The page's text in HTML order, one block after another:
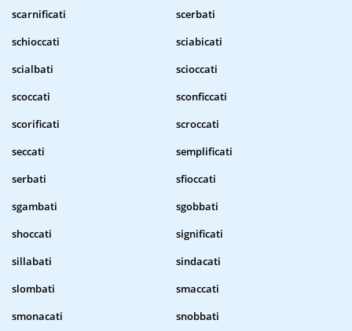
scarnificati
scerbati
schioccati
sciabicati
scialbati
scioccati
scoccati
sconficcati
scorificati
scroccati
seccati
semplificati
serbati
sfioccati
sgambati
sgobbati
shoccati
significati
sillabati
sindacati
slombati
smaccati
smonacati
snobbati